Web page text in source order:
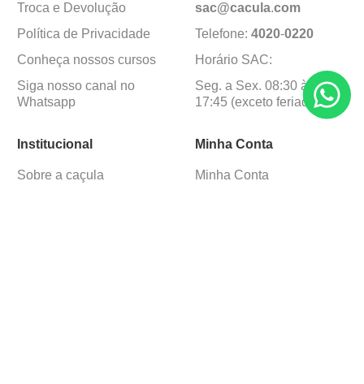
Troca e Devolução
Política de Privacidade
Conheça nossos cursos
Siga nosso canal no
Whatsapp
sac@cacula.com
Telefone: 4020-0220
Horário SAC:
Seg. a Sex. 08:30 às
17:45 (exceto feriados)
Institucional
Sobre a caçula
Minha Conta
Minha Conta